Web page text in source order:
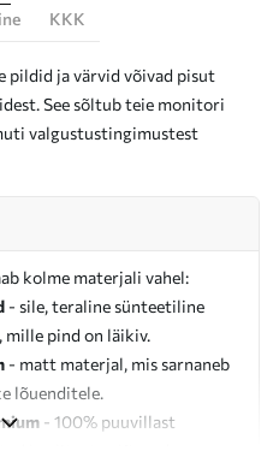
KKK
pildid ja värvid võivad pisut
See sõltub teie monitori
valgustustingimustest
kolme materjali vahel:
- sile, teraline sünteetiline
mille pind on läikiv.
- matt materjal, mis sarnaneb
lõuenditele.
- 100% puuvillast